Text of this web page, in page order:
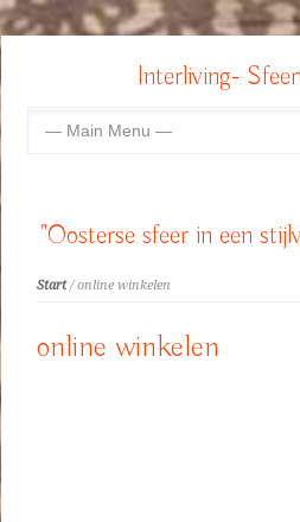
Interliving-
"Oosterse sfeer in een
Start/ online winkelen
online winkelen